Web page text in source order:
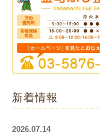
新着情報
2026.07.14